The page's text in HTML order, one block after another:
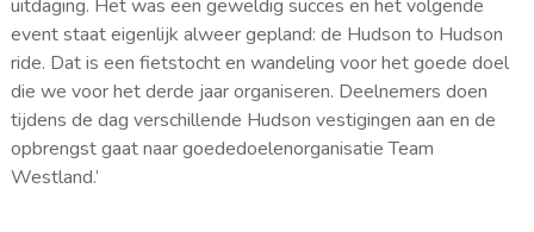
uitdaging. Het was een geweldig succes en het volgende
event staat eigenlijk alweer gepland: de Hudson to Hudson
ride. Dat is een fietstocht en wandeling voor het goede doel
die we voor het derde jaar organiseren. Deelnemers doen
tijdens de dag verschillende Hudson vestigingen aan en de
opbrengst gaat naar goededoelenorganisatie Team
Westland.’